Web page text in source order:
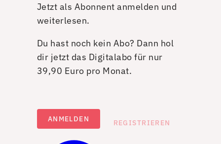
Jetzt als Abonnent anmelden und
weiterlesen.
Du hast noch kein Abo? Dann hol
dir jetzt das Digitalabo für nur
39,90 Euro pro Monat.
ANMELDEN REGISTRIEREN